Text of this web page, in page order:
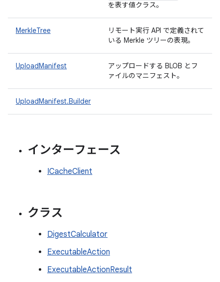
を表す値クラス。
MerkleTree
リモート実行 API で定義されて
いる Merkle ツリーの表現。
UploadManifest
アップロードする BLOB とフ
ァイルのマニフェスト。
UploadManifest.Builder
インターフェース
ICacheClient
クラス
DigestCalculator
ExecutableAction
ExecutableActionResult